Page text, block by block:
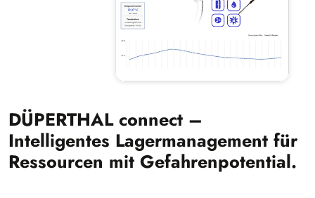
DÜPERTHAL connect –
Intelligentes Lagermanagement für
Ressourcen mit Gefahrenpotential.